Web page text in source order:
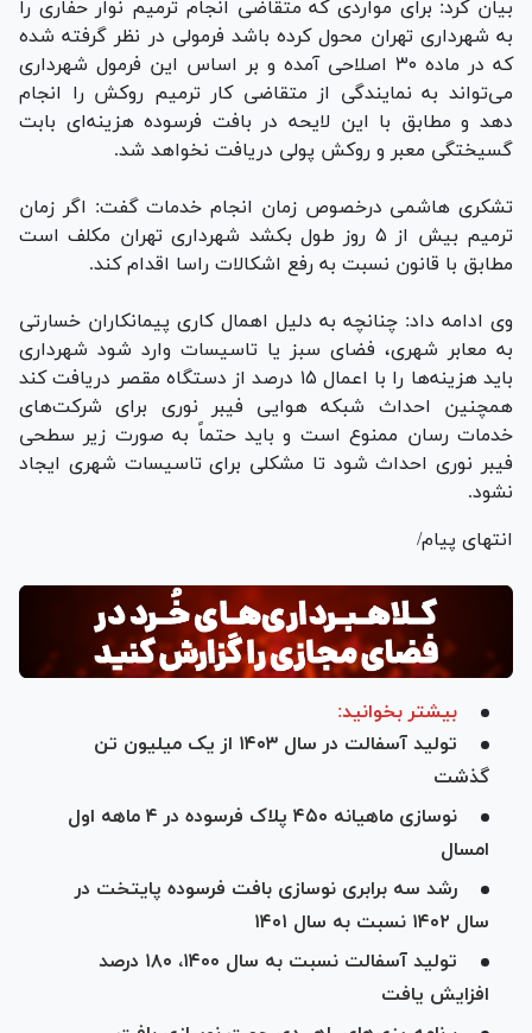
بیان کرد: برای مواردی که متقاضی انجام ترمیم نوار حفاری را
به شهرداری تهران محول کرده باشد فرمولی در نظر گرفته شده
که در ماده ۳۰ اصلاحی آمده و بر اساس این فرمول شهرداری
می‌تواند به نمایندگی از متقاضی کار ترمیم روکش را انجام
دهد و مطابق با این لایحه در بافت فرسوده هزینه‌ای بابت
گسیختگی معبر و روکش پولی دریافت نخواهد شد.
تشکری هاشمی درخصوص زمان انجام خدمات گفت: اگر زمان
ترمیم بیش از ۵ روز طول بکشد شهرداری تهران مکلف است
مطابق با قانون نسبت به رفع اشکالات راسا اقدام کند.
وی ادامه داد: چنانچه به دلیل اهمال کاری پیمانکاران خسارتی
به معابر شهری، فضای سبز یا تاسیسات وارد شود شهرداری
باید هزینه‌ها را با اعمال ۱۵ درصد از دستگاه مقصر دریافت کند
همچنین احداث شبکه هوایی فیبر نوری برای شرکت‌های
خدمات رسان ممنوع است و باید حتماً به صورت زیر سطحی
فیبر نوری احداث شود تا مشکلی برای تاسیسات شهری ایجاد
نشود.
انتهای پیام/
بیشتر بخوانید:
تولید آسفالت در سال ۱۴۰۳ از یک میلیون تن
گذشت
نوسازی ماهیانه ۴۵۰ پلاک فرسوده در ۴ ماهه اول
امسال
رشد سه برابری نوسازی بافت فرسوده پایتخت در
سال ۱۴۰۲ نسبت به سال ۱۴۰۱
تولید آسفالت نسبت به سال ۱۴۰۰، ۱۸۰ درصد
افزایش یافت